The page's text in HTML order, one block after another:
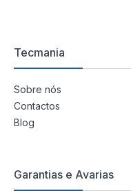
Tecmania
Sobre nós
Contactos
Blog
Garantias e Avarias